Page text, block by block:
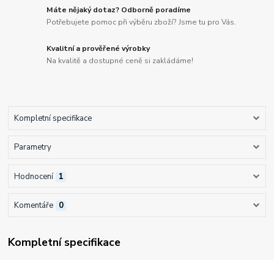
Máte nějaký dotaz? Odborně poradíme
Potřebujete pomoc při výběru zboží? Jsme tu pro Vás.
Kvalitní a prověřené výrobky
Na kvalitě a dostupné ceně si zakládáme!
Kompletní specifikace
Parametry
Hodnocení 1
Komentáře 0
Kompletní specifikace